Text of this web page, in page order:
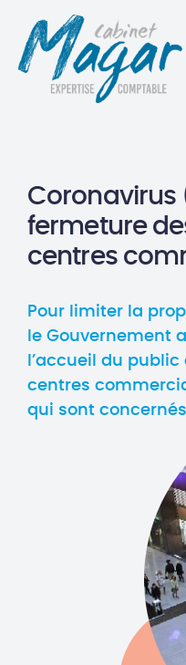
Coronavirus
fermeture
centres
Pour limiter la
le Gouvernement
l’accueil du
centres
qui sont